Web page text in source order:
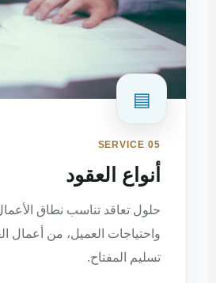
▤
SERVICE 05
أنواع العقود
حلول تعاقد تناسب نطاق
واحتياجات العميل، من أعمال
تسليم المفتاح.